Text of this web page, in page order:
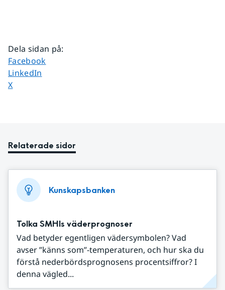
Dela sidan på:
Dela sidan på
Facebook
Dela sidan på
LinkedIn
Dela sidan på
X
Relaterade sidor
Kunskapsbanken
Tolka SMHIs väderprognoser
Vad betyder egentligen vädersymbolen? Vad
avser ”känns som”-temperaturen, och hur ska du
förstå nederbördsprognosens procentsiffror? I
denna vägled...